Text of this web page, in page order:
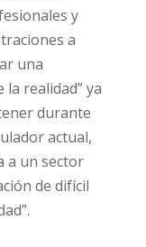
y
a
una
realidad” ya
durante
actual,
a un sector
de difícil